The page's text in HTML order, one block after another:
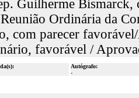
Guilherme
Ordinária da
com parecer
favorável /
Autógrafo:
-